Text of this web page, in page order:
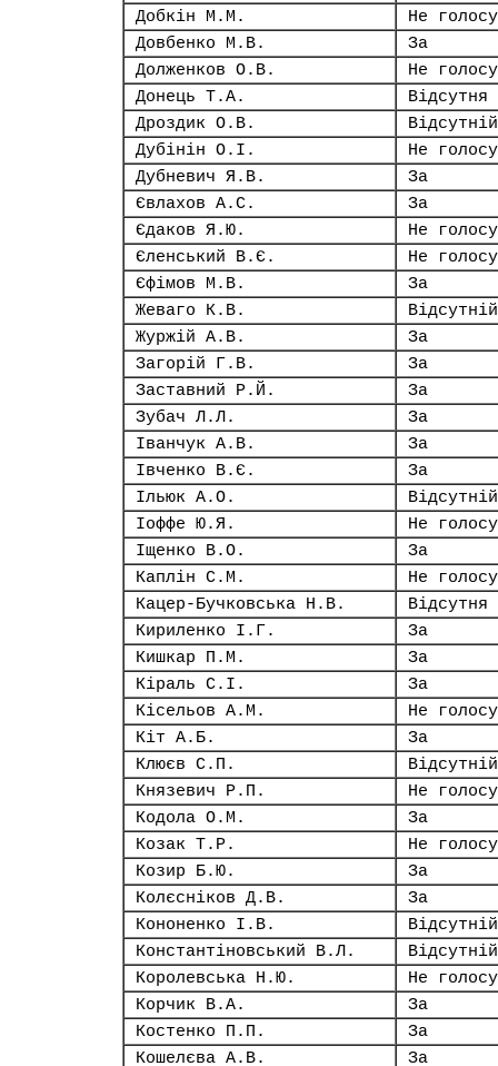
Добкін М.М.
Не
Довбенко М.В.
За
Долженков О.В.
Не
Донець Т.А.
Відсутня
Дроздик О.В.
Відсутній
Дубінін О.І.
Не
Дубневич Я.В.
За
Євлахов А.С.
За
Єдаков Я.Ю.
Не
Єленський В.Є.
Не
Єфімов М.В.
За
Жеваго К.В.
Відсутній
Журжій А.В.
За
Загорій Г.В.
За
Заставний Р.Й.
За
Зубач Л.Л.
За
Іванчук А.В.
За
Івченко В.Є.
За
Ільюк А.О.
Відсутній
Іоффе Ю.Я.
Не
Іщенко В.О.
За
Каплін С.М.
Не
Кацер-Бучковська Н.В.
Відсутня
Кириленко І.Г.
За
Кишкар П.М.
За
Кіраль С.І.
За
Кісельов А.М.
Не
Кіт А.Б.
За
Клюєв С.П.
Відсутній
Князевич Р.П.
Не
Кодола О.М.
За
Козак Т.Р.
Не
Козир Б.Ю.
За
Колєсніков Д.В.
За
Кононенко І.В.
Відсутній
Константіновський В.Л.
Відсутній
Королевська Н.Ю.
Не
Корчик В.А.
За
Костенко П.П.
За
Кошелєва А.В.
За